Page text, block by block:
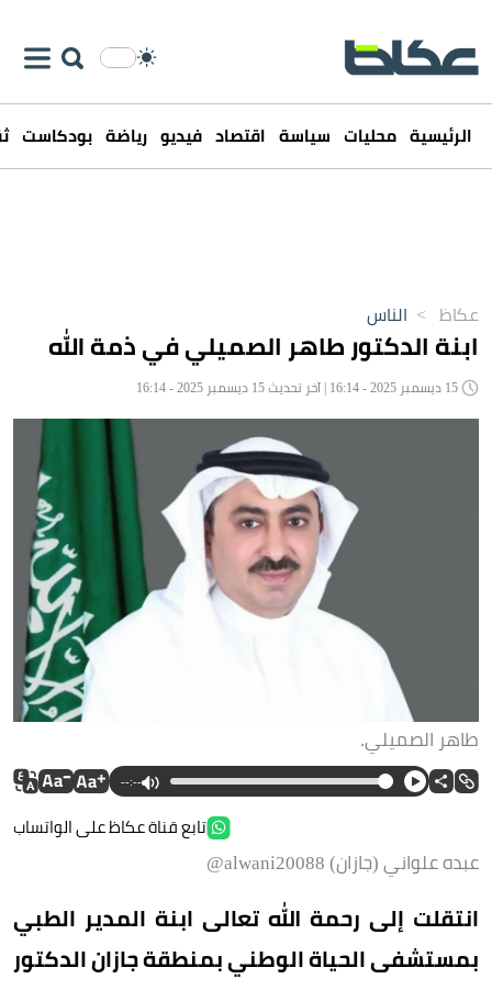
الرئيسية محليات سياسة اقتصاد فيديو رياضة بودكاست
عكاظ > الناس
ابنة الدكتور طاهر الصميلي في ذمة الله
طاهر الصميلي.
--:--
تابع قناة عكاظ على الواتساب
عبده علواني (جازان) alwani20088@
انتقلت إلى رحمة الله تعالى ابنة المدير الطبي
بمستشفى الحياة الوطني بمنطقة جازان الدكتور